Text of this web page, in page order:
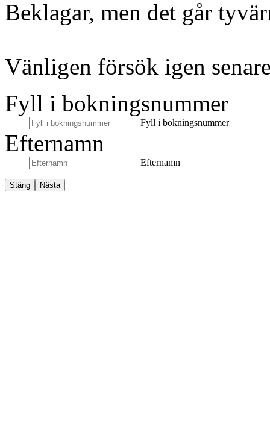
Beklagar, men det går
Vänligen försök igen
Fyll i bokningsnummer
Fyll i bokningsnummer
Efternamn
Efternamn
Stäng Nästa